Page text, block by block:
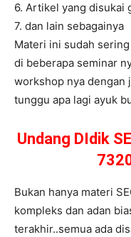
6. Artikel yang disukai
7. dan lain sebagainya
Materi ini sudah
di beberapa seminar
workshop nya dengan
tunggu apa lagi ayuk
Undang DIdik
Bukan hanya materi
kompleks dan adan
terakhir..semua ada